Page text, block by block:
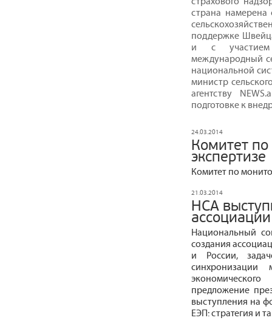
страна намерена
поддержке
и с участием
международный
национальной
министр
агентству
подготовке к
24.03.2014
Комитет по
экспертизе
Комитет по
21.03.2014
НСА
Национальный
создания
и России,
синхронизации
предложение
выступления на
ЕЭП: стратегия и